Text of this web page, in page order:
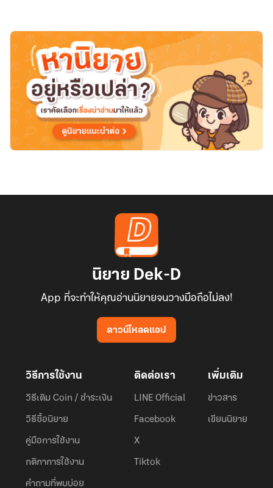
นิยาย Dek-D
App ที่จะทำให้คุณอ่านนิยายจนวางมือถือไม่ลง!
ดาวน์โหลดแอป
วิธีการใช้งาน
วิธีเติม Coin / ชำระเงิน
วิธีซื้อนิยาย
คู่มือการใช้งาน
กติกาการใช้งาน
คำถามที่พบบ่อย
ติดต่อเรา
LINE Official
Facebook
X
Tiktok
เพิ่มเติม
ข่าวสาร
เขียนนิยาย